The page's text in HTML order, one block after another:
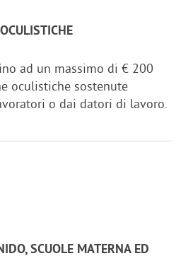
ad un massimo di € 200
oculistiche sostenute
o dai datori di lavoro.
SCUOLE MATERNA ED